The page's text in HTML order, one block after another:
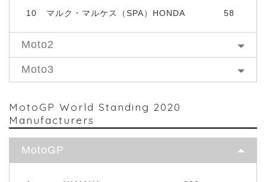
10 マルク・マルケス（SPA）HONDA 58
Moto2
Moto3
MotoGP World Standing 2020
Manufacturers
MotoGP